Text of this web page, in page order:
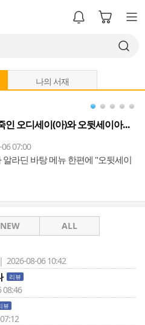
나의 서재
인 오디세이(아)와 오뒷세이아...
07:00
라딘 바탕 메뉴 한편에 "오뒷세이
NEW ALL
2026-08-06 10:42
리뷰
08:46
뷰